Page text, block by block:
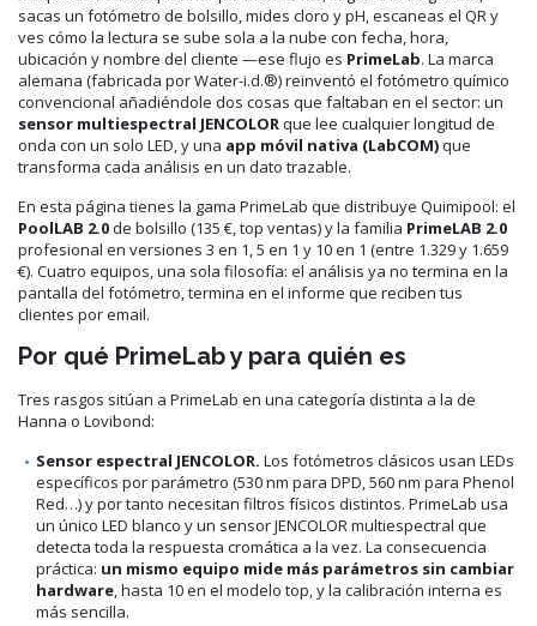
sacas un fotómetro de bolsillo, mides cloro y pH, escaneas el QR y
ves cómo la lectura se sube sola a la nube con fecha, hora,
ubicación y nombre del cliente —ese flujo es PrimeLab. La marca
alemana (fabricada por Water-i.d.®) reinventó el fotómetro químico
convencional añadiéndole dos cosas que faltaban en el sector: un
sensor multiespectral JENCOLORque lee cualquier longitud de
onda con un solo LED, y una app móvil nativa (LabCOM)que
transforma cada análisis en un dato trazable.
En esta página tienes la gama PrimeLab que distribuye Quimipool: el
PoolLAB 2.0de bolsillo (135 €, top ventas) y la familia PrimeLAB 2.0
profesional en versiones 3 en 1, 5 en 1 y 10 en 1 (entre 1.329 y 1.659
€). Cuatro equipos, una sola filosofía: el análisis ya no termina en la
pantalla del fotómetro, termina en el informe que reciben tus
clientes por email.
Por qué PrimeLab y para quién es
Tres rasgos sitúan a PrimeLab en una categoría distinta a la de
Hanna o Lovibond:
Sensor espectral JENCOLOR. Los fotómetros clásicos usan LEDs
específicos por parámetro (530 nm para DPD, 560 nm para Phenol
Red…) y por tanto necesitan filtros físicos distintos. PrimeLab usa
un único LED blanco y un sensor JENCOLOR multiespectral que
detecta toda la respuesta cromática a la vez. La consecuencia
práctica: un mismo equipo mide más parámetros sin cambiar
hardware, hasta 10 en el modelo top, y la calibración interna es
más sencilla.